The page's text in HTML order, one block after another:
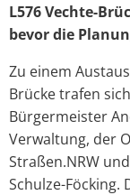
L576 Vechte-
bevor die
Zu einem
Brücke trafen
Bürgermeister
Verwaltung, der
Straßen.NRW
Schulze-Föcking.